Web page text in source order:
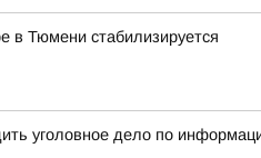
в Тюмени стабилизируется
уголовное дело по